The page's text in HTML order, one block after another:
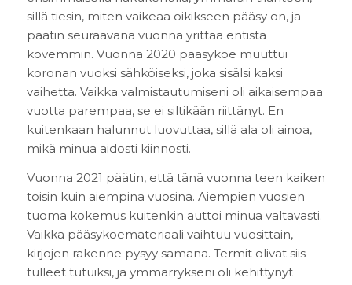
sillä tiesin, miten vaikeaa oikikseen pääsy on, ja
päätin seuraavana vuonna yrittää entistä
kovemmin. Vuonna 2020 pääsykoe muuttui
koronan vuoksi sähköiseksi, joka sisälsi kaksi
vaihetta. Vaikka valmistautumiseni oli aikaisempaa
vuotta parempaa, se ei siltikään riittänyt. En
kuitenkaan halunnut luovuttaa, sillä ala oli ainoa,
mikä minua aidosti kiinnosti.
Vuonna 2021 päätin, että tänä vuonna teen kaiken
toisin kuin aiempina vuosina. Aiempien vuosien
tuoma kokemus kuitenkin auttoi minua valtavasti.
Vaikka pääsykoemateriaali vaihtuu vuosittain,
kirjojen rakenne pysyy samana. Termit olivat siis
tulleet tutuiksi, ja ymmärrykseni oli kehittynyt